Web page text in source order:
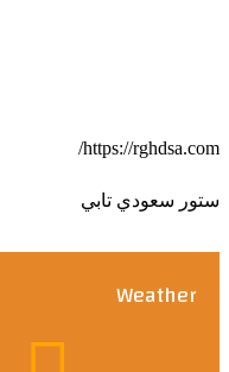
https://rghdsa.com/
ستور سعودي تابي
Weather